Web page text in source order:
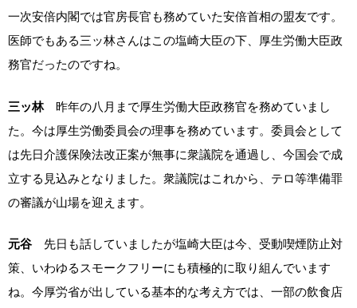
一次安倍内閣では官房長官も務めていた安倍首相の盟友です。
医師でもある三ッ林さんはこの塩崎大臣の下、厚生労働大臣政
務官だったのですね。
三ッ林 昨年の八月まで厚生労働大臣政務官を務めていまし
た。今は厚生労働委員会の理事を務めています。委員会として
は先日介護保険法改正案が無事に衆議院を通過し、今国会で成
立する見込みとなりました。衆議院はこれから、テロ等準備罪
の審議が山場を迎えます。
元谷 先日も話していましたが塩崎大臣は今、受動喫煙防止対
策、いわゆるスモークフリーにも積極的に取り組んでいます
ね。今厚労省が出している基本的な考え方では、一部の飲食店